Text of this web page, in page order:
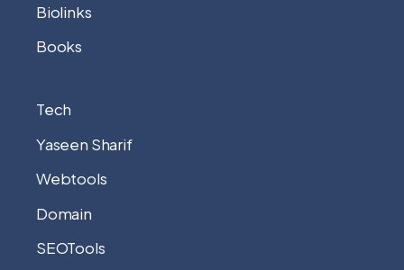
Biolinks
Books
Tech
Yaseen Sharif
Webtools
Domain
SEOTools